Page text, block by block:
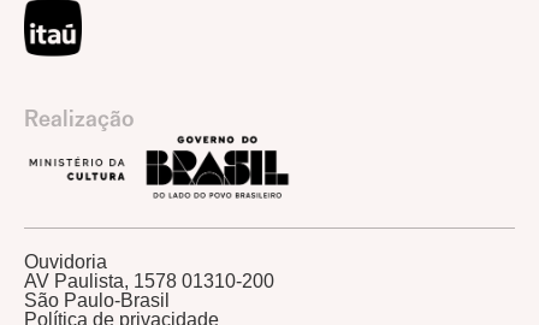
Realização
Ouvidoria
AV Paulista, 1578 01310-200
São Paulo-Brasil
Política de privacidade